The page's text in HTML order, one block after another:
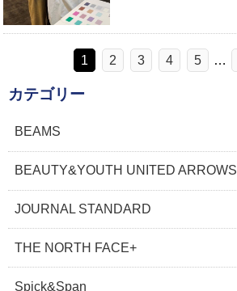
1 2 3 4 5 …
カテゴリー
BEAMS
BEAUTY&YOUTH UNITED ARROWS
JOURNAL STANDARD
THE NORTH FACE+
Spick&Span